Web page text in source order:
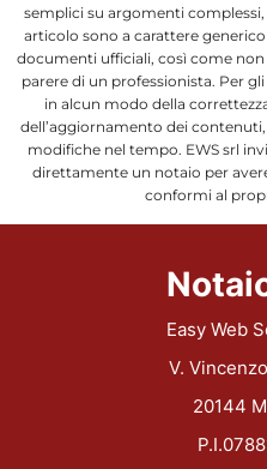
semplici su argomenti
articolo sono a carattere
documenti ufficiali, così come
parere di un professionista. Per
in alcun modo della
dell’aggiornamento dei
modifiche nel tempo. EWS srl
direttamente un notaio per
conformi al
Easy Web
V.
20144